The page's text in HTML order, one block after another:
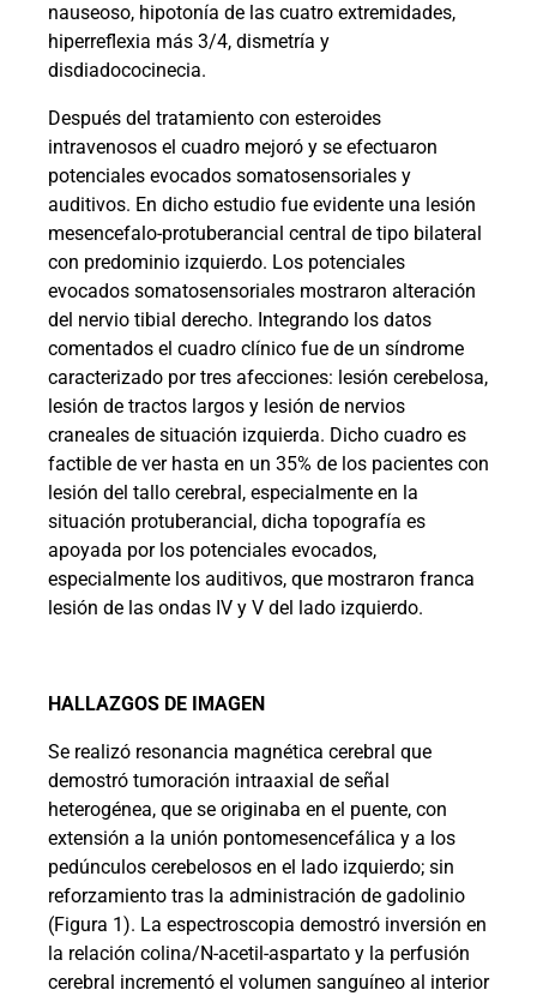
nauseoso, hipotonía de las cuatro extremidades,
hiperreflexia más 3/4, dismetría y
disdiadococinecia.
Después del tratamiento con esteroides
intravenosos el cuadro mejoró y se efectuaron
potenciales evocados somatosensoriales y
auditivos. En dicho estudio fue evidente una lesión
mesencefalo-protuberancial central de tipo bilateral
con predominio izquierdo. Los potenciales
evocados somatosensoriales mostraron alteración
del nervio tibial derecho. Integrando los datos
comentados el cuadro clínico fue de un síndrome
caracterizado por tres afecciones: lesión cerebelosa,
lesión de tractos largos y lesión de nervios
craneales de situación izquierda. Dicho cuadro es
factible de ver hasta en un 35% de los pacientes con
lesión del tallo cerebral, especialmente en la
situación protuberancial, dicha topografía es
apoyada por los potenciales evocados,
especialmente los auditivos, que mostraron franca
lesión de las ondas IV y V del lado izquierdo.
HALLAZGOS DE IMAGEN
Se realizó resonancia magnética cerebral que
demostró tumoración intraaxial de señal
heterogénea, que se originaba en el puente, con
extensión a la unión pontomesencefálica y a los
pedúnculos cerebelosos en el lado izquierdo; sin
reforzamiento tras la administración de gadolinio
(Figura 1). La espectroscopia demostró inversión en
la relación colina/N-acetil-aspartato y la perfusión
cerebral incrementó el volumen sanguíneo al interior